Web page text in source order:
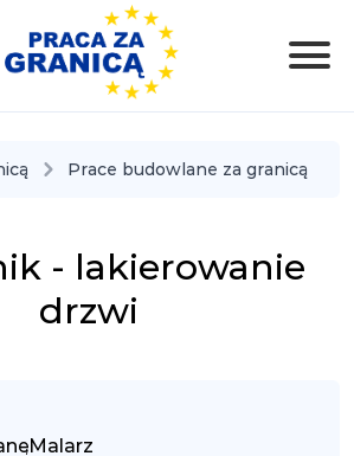
Prace budowlane za granicą
- lakierowanie
drzwi
,Malarz